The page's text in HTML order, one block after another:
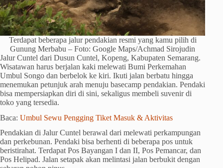
Terdapat beberapa jalur pendakian resmi yang kamu pilih di
Gunung Merbabu – Foto: Google Maps/Achmad Sirojudin
Jalur Cuntel dari Dusun Cuntel, Kopeng, Kabupaten Semarang.
Wisatawan harus berjalan kaki melewati Bumi Perkemahan
Umbul Songo dan berbelok ke kiri. Ikuti jalan berbatu hingga
menemukan petunjuk arah menuju basecamp pendakian. Pendaki
bisa mempersiapkan diri di sini, sekaligus membeli suvenir di
toko yang tersedia.
Baca: Umbul Sewu Pengging Tiket Masuk & Aktivitas
Pendakian di Jalur Cuntel berawal dari melewati perkampungan
dan perkebunan. Pendaki bisa berhenti di beberapa pos untuk
beristirahat. Terdapat Pos Bayangan I dan II, Pos Pemancar, dan
Pos Helipad. Jalan setapak akan melintasi jalan berbukit dengan